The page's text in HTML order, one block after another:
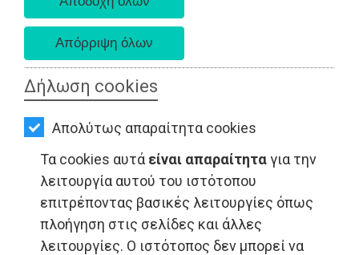
Δήλωση cookies
Απολύτως απαραίτητα cookies
Τα cookies αυτά είναι απαραίτηταγια την
λειτουργία αυτού του ιστότοπου
επιτρέποντας βασικές λειτουργίες όπως
πλοήγηση στις σελίδες και άλλες
λειτουργίες. Ο ιστότοπος δεν μπορεί να
ΠΟΛΙΤΙΚΗ
ΤΟΠΙΚΗ
ΑΥΤΟΔΙΟΙΚΗΣΗ
ΟΙΚΟΝΟΜΙΑ
ΑΘΛΗΤΙΣΜΟΣ
ΠΟΛΙΤΙΣΜΟΣ
ΣΠΙΤΙ-
ΚΗΠΟΣ
ΕΙΔΗΣΕΙΣ - Ραφήνα